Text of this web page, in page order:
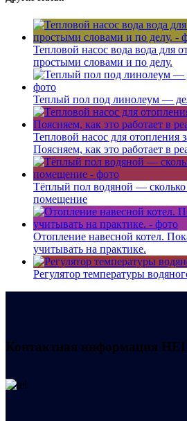
Тепловой насос вода вода для
простыми словами и по делу.
Теплый пол под линолеум —
Тепловой насос для отопления
Поясняем, как это работает в
Тёплый пол водяной — сколько
помещение
Отопление навесной котел.
учитывать на практике.
Регулятор температуры
Контактная информация